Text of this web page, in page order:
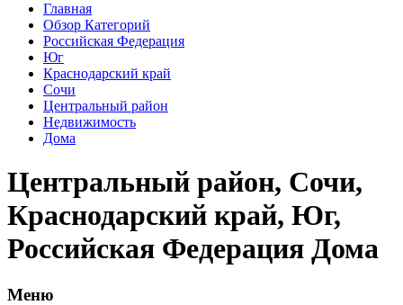
Главная
Обзор Категорий
Российская Федерация
Юг
Краснодарский край
Сочи
Центральный район
Недвижимость
Дома
Центральный район, Сочи,
Краснодарский край, Юг,
Российская Федерация Дома
Меню